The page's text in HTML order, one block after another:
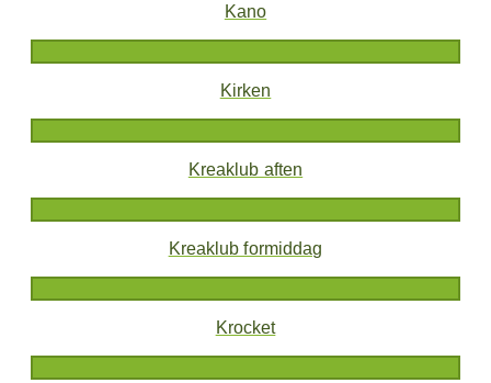
Kano
Kirken
Kreaklub aften
Kreaklub formiddag
Krocket